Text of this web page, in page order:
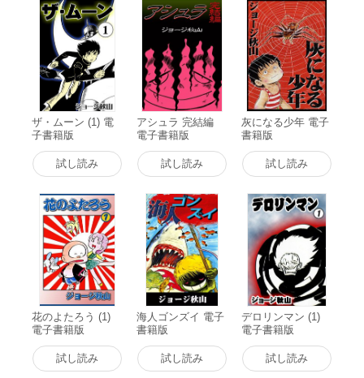
ザ・ムーン (1) 電
子書籍版
試し読み
アシュラ 完結編
電子書籍版
試し読み
灰になる少年 電子
書籍版
試し読み
花のよたろう (1)
電子書籍版
試し読み
海人ゴンズイ 電子
書籍版
試し読み
デロリンマン (1)
電子書籍版
試し読み